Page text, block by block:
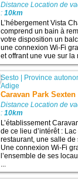
Distance Location de
:10km
L’hébergement Vista
comprend un bain à
votre disposition un
une connexion Wi-Fi
et offrant une vue sur la
Sesto | Province
Adige
Caravan Park Sexten
Distance Location de
:10km
L’établissement
de ce lieu d’intérêt :
restaurant, une salle de
Une connexion Wi-Fi
l’ensemble de ses